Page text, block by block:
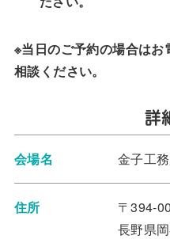
※当日のご予約の場合は
相談ください。
詳
会場名 金子工
住所
〒394-
長野県